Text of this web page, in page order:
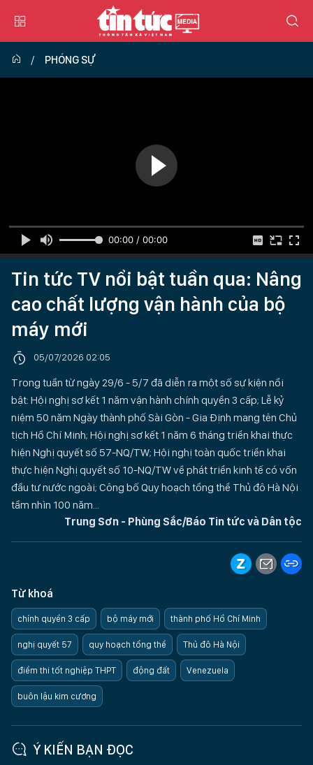
PHÓNG SỰ
00:00 / 00:00
Tin tức TV nổi bật tuần qua: Nâng
cao chất lượng vận hành của bộ
máy mới
05/07/2026 02:05
Trong tuần từ ngày 29/6 - 5/7 đã diễn ra một số sự kiện nổi
bật: Hội nghị sơ kết 1 năm vận hành chính quyền 3 cấp; Lễ kỷ
niệm 50 năm Ngày thành phố Sài Gòn - Gia Định mang tên Chủ
tịch Hồ Chí Minh; Hội nghị sơ kết 1 năm 6 tháng triển khai thực
hiện Nghị quyết số 57-NQ/TW; Hội nghị toàn quốc triển khai
thực hiện Nghị quyết số 10-NQ/TW về phát triển kinh tế có vốn
đầu tư nước ngoài; Công bố Quy hoạch tổng thể Thủ đô Hà Nội
tầm nhìn 100 năm...
Trung Sơn - Phùng Sắc/Báo Tin tức và Dân tộc
Từ khoá
chính quyền 3 cấp bộ máy mới thành phố Hồ Chí Minh
nghị quyết 57 quy hoạch tổng thể Thủ đô Hà Nội
điểm thi tốt nghiệp THPT động đất Venezuela
buôn lậu kim cương
Ý KIẾN BẠN ĐỌC